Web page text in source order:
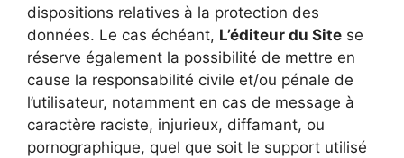
dispositions relatives à la protection des
données. Le cas échéant, L’éditeur du Site se
réserve également la possibilité de mettre en
cause la responsabilité civile et/ou pénale de
l’utilisateur, notamment en cas de message à
caractère raciste, injurieux, diffamant, ou
pornographique, quel que soit le support utilisé